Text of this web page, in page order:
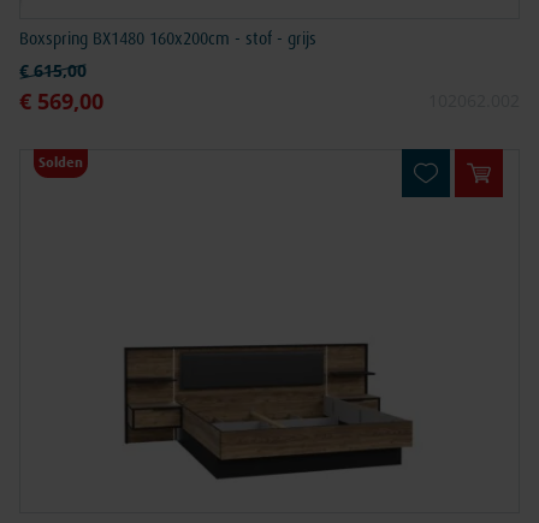
Boxspring BX1480 160x200cm - stof - grijs
Speciale prijs
€ 569,00
Normale prijs
€ 615,00
Solden
In